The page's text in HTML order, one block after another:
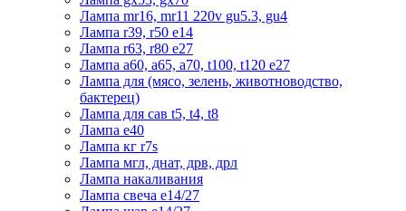
Лампа mr16, mr11 220v gu5.3, gu4
Лампа r39, r50 е14
Лампа r63, r80 е27
Лампа а60, а65, а70, t100, t120 е27
Лампа для (мясо, зелень, животноводство,
бактерец)
Лампа для сав t5, t4, t8
Лампа е40
Лампа кг r7s
Лампа мгл, днат, дрв, дрл
Лампа накаливания
Лампа свеча е14/27